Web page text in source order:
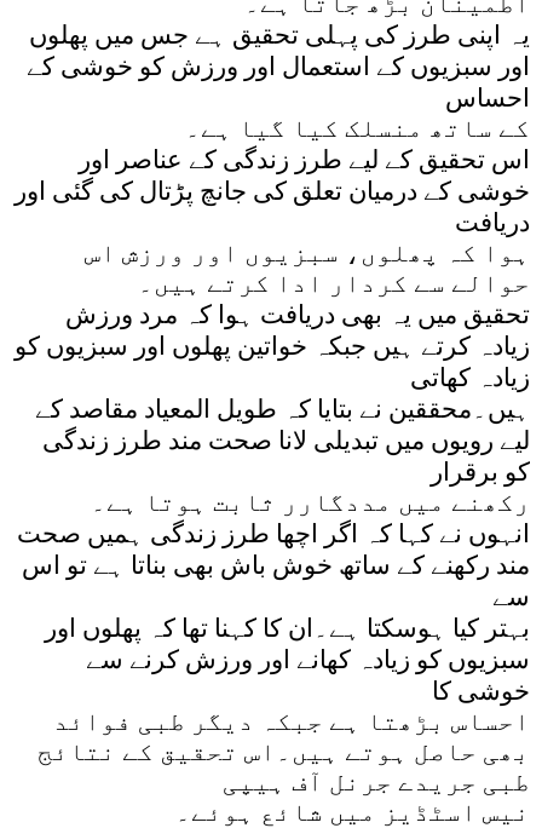
یہ اپنی طرز کی پہلی تحقیق ہے جس میں پھلوں
اور سبزیوں کے استعمال اور ورزش کو خوشی کے
احساس
کے ساتھ منسلک کیا گیا ہے۔
اس تحقیق کے لیے طرز زندگی کے عناصر اور
خوشی کے درمیان تعلق کی جانچ پڑتال کی گئی اور
دریافت
ہوا کہ پھلوں، سبزیوں اور ورزش اس
حوالے سے کردار ادا کرتے ہیں۔
تحقیق میں یہ بھی دریافت ہوا کہ مرد ورزش
زیادہ کرتے ہیں جبکہ خواتین پھلوں اور سبزیوں کو
زیادہ کھاتی
ہیں۔محققین نے بتایا کہ طویل المعیاد مقاصد کے
لیے رویوں میں تبدیلی لانا صحت مند طرز زندگی
کو برقرار
رکھنے میں مددگارر ثابت ہوتا ہے۔
انہوں نے کہا کہ اگر اچھا طرز زندگی ہمیں صحت
مند رکھنے کے ساتھ خوش باش بھی بناتا ہے تو اس
سے
بہتر کیا ہوسکتا ہے۔ان کا کہنا تھا کہ پھلوں اور
سبزیوں کو زیادہ کھانے اور ورزش کرنے سے
خوشی کا
احساس بڑھتا ہے جبکہ دیگر طبی فوائد
بھی حاصل ہوتے ہیں۔اس تحقیق کے نتائج
طبی جریدے جرنل آف ہیپی
نیس اسٹڈیز میں شائع ہوئے۔